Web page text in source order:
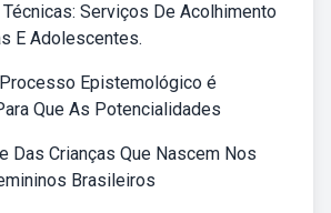
Serviços De Acolhimento
E Adolescentes.
Epistemológico é
Que As Potencialidades
Das Crianças Que Nascem Nos
Brasileiros